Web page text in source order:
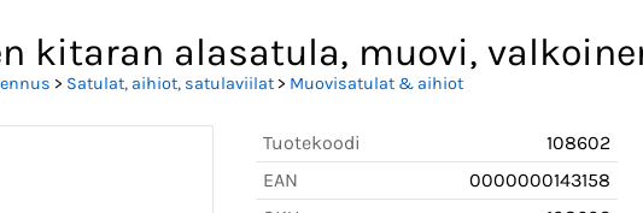
kitaran alasatula, muovi,
> Satulat, aihiot, satulaviilat> Muovisatulat & aihiot
Tuotekoodi
108602
EAN
0000000143158